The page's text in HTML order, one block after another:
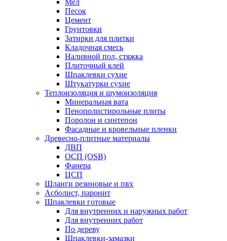
Мел
Песок
Цемент
Грунтовки
Затирки для плитки
Кладочная смесь
Наливной пол, стяжка
Плиточный клей
Шпаклевки сухие
Штукатурки сухие
Теплоизоляция и шумоизоляция
Минеральная вата
Пенополистирольные плиты
Поролон и синтепон
Фасадные и кровельные пленки
Древесно-плитные материалы
ДВП
ОСП (OSB)
Фанера
ЦСП
Шланги резиновые и пвх
Асболист, паронит
Шпаклевки готовые
Для внутренних и наружных работ
Для внутренних работ
По дереву
Шпаклевки-замазки